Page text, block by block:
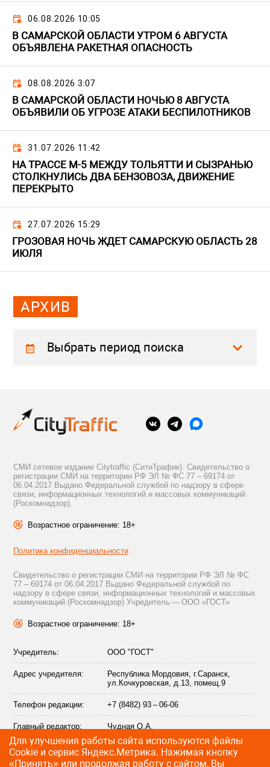
06.08.2026 10:05
В САМАРСКОЙ ОБЛАСТИ УТРОМ 6 АВГУСТА
ОБЪЯВЛЕНА РАКЕТНАЯ ОПАСНОСТЬ
08.08.2026 3:07
В САМАРСКОЙ ОБЛАСТИ НОЧЬЮ 8 АВГУСТА
ОБЪЯВИЛИ ОБ УГРОЗЕ АТАКИ БЕСПИЛОТНИКОВ
31.07.2026 11:42
НА ТРАССЕ М-5 МЕЖДУ ТОЛЬЯТТИ И СЫЗРАНЬЮ
СТОЛКНУЛИСЬ ДВА БЕНЗОВОЗА, ДВИЖЕНИЕ
ПЕРЕКРЫТО
27.07.2026 15:29
ГРОЗОВАЯ НОЧЬ ЖДЕТ САМАРСКУЮ ОБЛАСТЬ 28
ИЮЛЯ
АРХИВ
Выбрать период поиска
СМИ сетевое издание Citytraffic (СитиТрафик). Свидетельство о
регистрации СМИ на территории РФ ЭЛ № ФС 77 – 69174 от
06.04.2017 Выдано Федеральной службой по надзору в сфере
связи, информационных технологий и массовых коммуникаций
(Роскомнадзор).
Возрастное ограничение: 18+
Политика конфиденциальности
Свидетельство о регистрации СМИ на территории РФ ЭЛ № ФС
77 – 69174 от 06.04.2017 Выдано Федеральной службой по
надзору в сфере связи, информационных технологий и массовых
коммуникаций (Роскомнадзор) Учредитель — ООО «ГОСТ»
Возрастное ограничение: 18+
Учредитель: ООО "ГОСТ"
Адрес учредителя:
Республика Мордовия, г.Саранск,
ул.Кочкуровская, д.13, помещ.9
Телефон редакции: +7 (8482) 93 – 06-06
Главный редактор: Чудная О.А.
Адрес электронной
почты редакции:
info@citytraffic.ru
Для улучшения работы сайта используются файлы
Сookie и сервис Яндекс.Метрика. Нажимая кнопку
«Принять» или продолжая работу с сайтом, Вы